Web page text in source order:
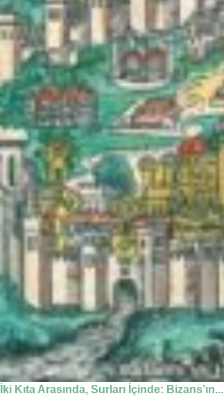
İki Kıta Arasında, Surları İçinde: Bizans’ın...